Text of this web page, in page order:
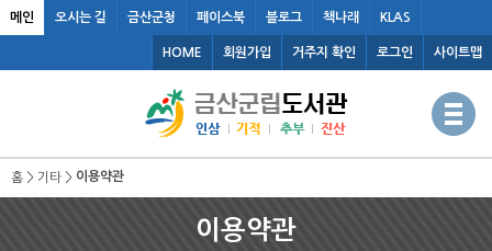
메인 오시는 길 금산군청 페이스북 블로그 책나래 KLAS
HOME 회원가입 거주지 확인 로그인 사이트맵
홈 > 기타 > 이용약관
이용약관